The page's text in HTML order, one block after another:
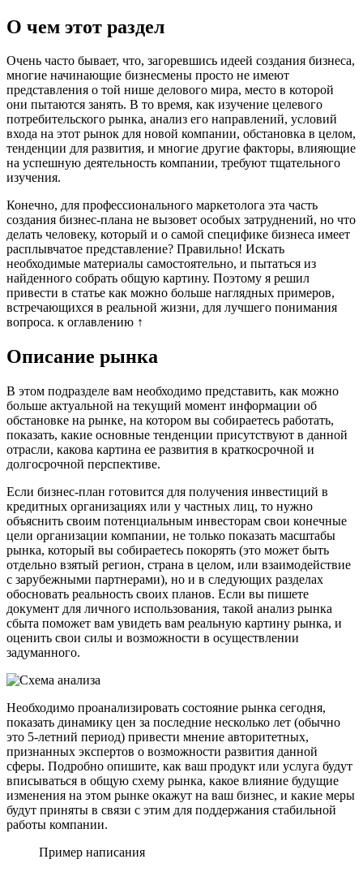
О чем этот раздел
Очень часто бывает, что, загоревшись идеей создания бизнеса,
многие начинающие бизнесмены просто не имеют
представления о той нише делового мира, место в которой
они пытаются занять. В то время, как изучение целевого
потребительского рынка, анализ его направлений, условий
входа на этот рынок для новой компании, обстановка в целом,
тенденции для развития, и многие другие факторы, влияющие
на успешную деятельность компании, требуют тщательного
изучения.
Конечно, для профессионального маркетолога эта часть
создания бизнес-плана не вызовет особых затруднений, но что
делать человеку, который и о самой специфике бизнеса имеет
расплывчатое представление? Правильно! Искать
необходимые материалы самостоятельно, и пытаться из
найденного собрать общую картину. Поэтому я решил
привести в статье как можно больше наглядных примеров,
встречающихся в реальной жизни, для лучшего понимания
вопроса. к оглавлению ↑
Описание рынка
В этом подразделе вам необходимо представить, как можно
больше актуальной на текущий момент информации об
обстановке на рынке, на котором вы собираетесь работать,
показать, какие основные тенденции присутствуют в данной
отрасли, какова картина ее развития в краткосрочной и
долгосрочной перспективе.
Если бизнес-план готовится для получения инвестиций в
кредитных организациях или у частных лиц, то нужно
объяснить своим потенциальным инвесторам свои конечные
цели организации компании, не только показать масштабы
рынка, который вы собираетесь покорять (это может быть
отдельно взятый регион, страна в целом, или взаимодействие
с зарубежными партнерами), но и в следующих разделах
обосновать реальность своих планов. Если вы пишете
документ для личного использования, такой анализ рынка
сбыта поможет вам увидеть вам реальную картину рынка, и
оценить свои силы и возможности в осуществлении
задуманного.
Необходимо проанализировать состояние рынка сегодня,
показать динамику цен за последние несколько лет (обычно
это 5-летний период) привести мнение авторитетных,
признанных экспертов о возможности развития данной
сферы. Подробно опишите, как ваш продукт или услуга будут
вписываться в общую схему рынка, какое влияние будущие
изменения на этом рынке окажут на ваш бизнес, и какие меры
будут приняты в связи с этим для поддержания стабильной
работы компании.
Пример написания